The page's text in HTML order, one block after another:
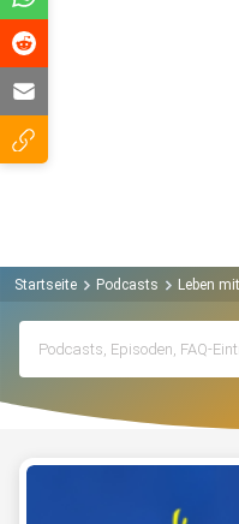
Startseite Podcasts Leben